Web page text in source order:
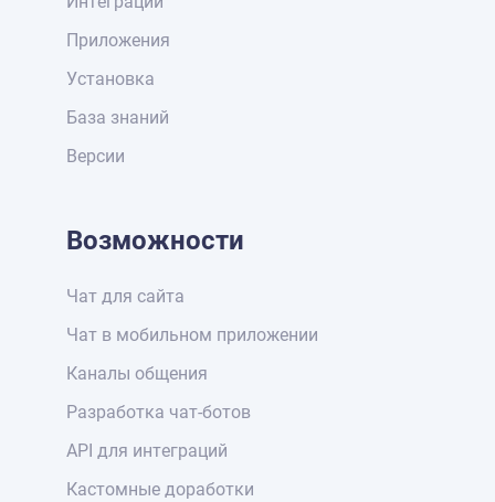
Приложения
Установка
База знаний
Версии
Возможности
Чат для сайта
Чат в мобильном приложении
Каналы общения
Разработка чат-ботов
API для интеграций
Кастомные доработки